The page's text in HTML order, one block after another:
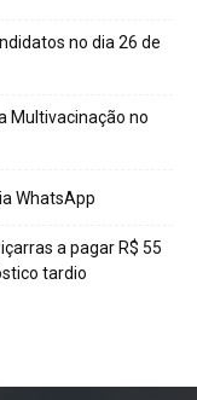
no dia 26 de
Multivacinação no
WhatsApp
a pagar R$ 55
tardio